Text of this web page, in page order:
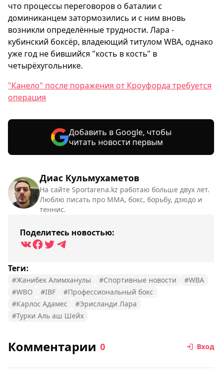
Диас Кульмухаметов
На сайте Sportarena.kz работаю больше двух лет.
Люблю писать про ММА, бокс, борьбу, дзюдо и
теннис.
Поделитесь новостью:
Теги:
#Жанибек Алимханулы #Спортивные новости
#WBA
#WBO
#IBF
#Профессиональный бокс
#Карлос Адамес
#Эрисланди Лара
#Турки Аль аш Шейх
что процессы переговоров о баталии с
доминиканцем затормозились и с ним вновь
возникли определённые трудности. Лара -
кубинский боксёр, владеющий титулом WBA, однако
уже год не бившийся "кость в кость" в
четырёхугольнике.
"Канело" после поражения от Кроуфорда требуется
операция
Добавить в Google, чтобы
читать новости первым
Комментарии 0 Вход